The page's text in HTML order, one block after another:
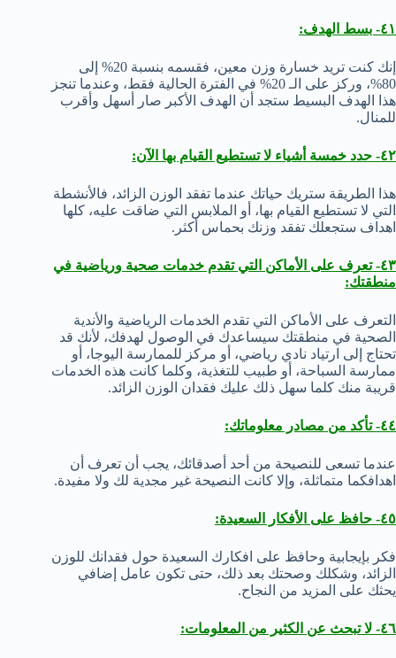
٤١- بسط الهدف:
إنك كنت تريد خسارة وزن معين، فقسمه بنسبة 20% إلى
80%، وركز على الـ 20% في الفترة الحالية فقط، وعندما تنجز
هذا الهدف البسيط ستجد أن الهدف الأكبر صار أسهل وأقرب
للمنال.
٤٢- حدد خمسة أشياء لا تستطيع القيام بها الآن:
هذا الطريقة ستريك حياتك عندما تفقد الوزن الزائد، فالأنشطة
التي لا تستطيع القيام بها، أو الملابس التي ضاقت عليه، كلها
اهداف ستجعلك تفقد وزنك بحماس أكثر.
٤٣- تعرف على الأماكن التي تقدم خدمات صحية ورياضية في
منطقتك:
التعرف على الأماكن التي تقدم الخدمات الرياضية والأندية
الصحية في منطقتك سيساعدك في الوصول لهدفك، لأنك قد
تحتاج إلى ارتياد نادي رياضي، أو مركز للممارسة اليوجا، أو
ممارسة السباحة، أو طبيب للتغذية، وكلما كانت هذه الخدمات
قريبة منك كلما سهل ذلك عليك فقدان الوزن الزائد.
٤٤- تأكد من مصادر معلوماتك:
عندما تسعى للنصيحة من أحد أصدقائك، يجب أن تعرف أن
اهدافكما متماثلة، وإلا كانت النصيحة غير مجدية لك ولا مفيدة.
٤٥- حافظ على الأفكار السعيدة:
فكر بإيجابية وحافظ على افكارك السعيدة حول فقدانك للوزن
الزائد، وشكلك وصحتك بعد ذلك، حتى تكون عامل إضافي
يحثك على المزيد من النجاح.
٤٦- لا تبحث عن الكثير من المعلومات: